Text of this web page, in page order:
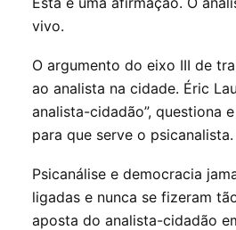
vivo.
O argumento do eixo III de
ao analista na cidade. Éric
analista-cidadão”, questiona
para que serve o psicanalista.
Psicanálise e democracia
ligadas e nunca se fizeram
aposta do analista-cidadão